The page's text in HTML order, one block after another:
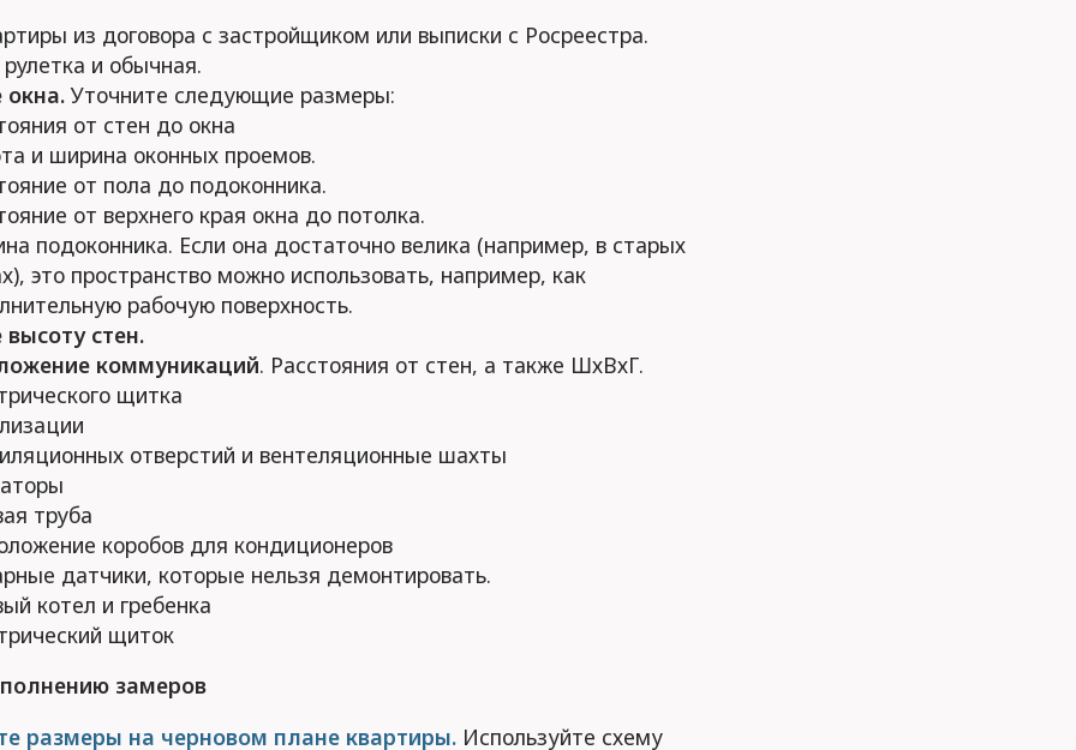
из договора с застройщиком или выписки с Росреестра.
и обычная.
окна. Уточните следующие размеры:
от стен до окна
и ширина оконных проемов.
от пола до подоконника.
от верхнего края окна до потолка.
подоконника. Если она достаточно велика (например, в старых
это пространство можно использовать, например, как
рабочую поверхность.
стен.
коммуникаций. Расстояния от стен, а также ШхВхГ.
щитка
отверстий и вентеляционные шахты
труба
коробов для кондиционеров
датчики, которые нельзя демонтировать.
котел и гребенка
щиток
замеров
размеры на черновом плане квартиры. Используйте схему